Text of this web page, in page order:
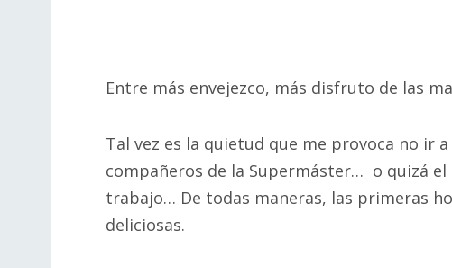
Entre más envejezco, más disfruto de las
Tal vez es la quietud que me provoca no ir
compañeros de la Supermáster… o quizá
trabajo… De todas maneras, las primeras
deliciosas.